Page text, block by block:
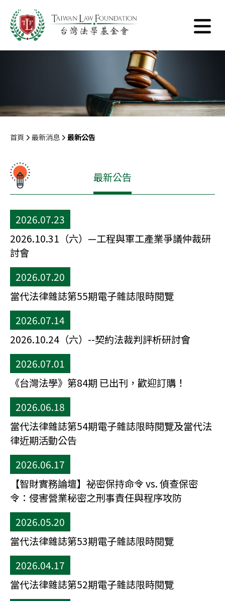
首頁 最新消息 最新公告
最新公告
2026.07.23
2026.10.31（六）—工程與軍工產業爭議仲裁研
討會
2026.07.20
當代法律雜誌第55期電子雜誌限時閱覽
2026.07.14
2026.10.24（六）--契約法裁判評析研討會
2026.07.01
《台灣法學》第84期 已出刊，歡迎訂購！
2026.06.18
當代法律雜誌第54期電子雜誌限時閱覽及當代法
律近期活動公告
2026.06.17
【智財實務論壇】祕密保持命令 vs. 偵查保密
令：侵害營業秘密之刑事責任與程序攻防
2026.05.20
當代法律雜誌第53期電子雜誌限時閱覽
2026.04.17
當代法律雜誌第52期電子雜誌限時閱覽